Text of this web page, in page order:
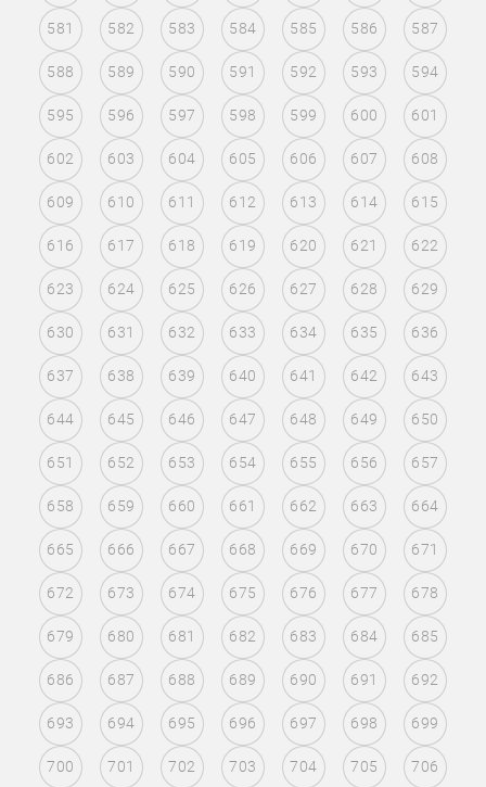
581 582 583 584 585 586 587
588 589 590 591 592 593 594
595 596 597 598 599 600 601
602 603 604 605 606 607 608
609 610 611 612 613 614 615
616 617 618 619 620 621 622
623 624 625 626 627 628 629
630 631 632 633 634 635 636
637 638 639 640 641 642 643
644 645 646 647 648 649 650
651 652 653 654 655 656 657
658 659 660 661 662 663 664
665 666 667 668 669 670 671
672 673 674 675 676 677 678
679 680 681 682 683 684 685
686 687 688 689 690 691 692
693 694 695 696 697 698 699
700 701 702 703 704 705 706